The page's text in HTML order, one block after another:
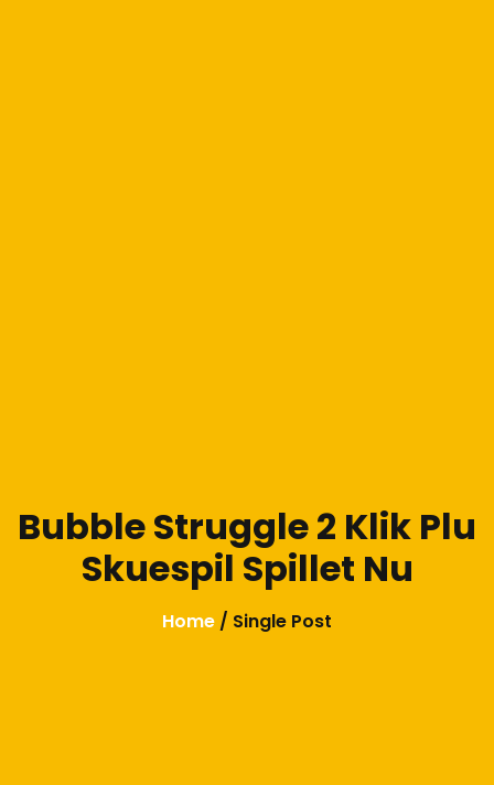
Bubble Struggle 2 Klik Plu
Skuespil Spillet Nu
Home / Single Post